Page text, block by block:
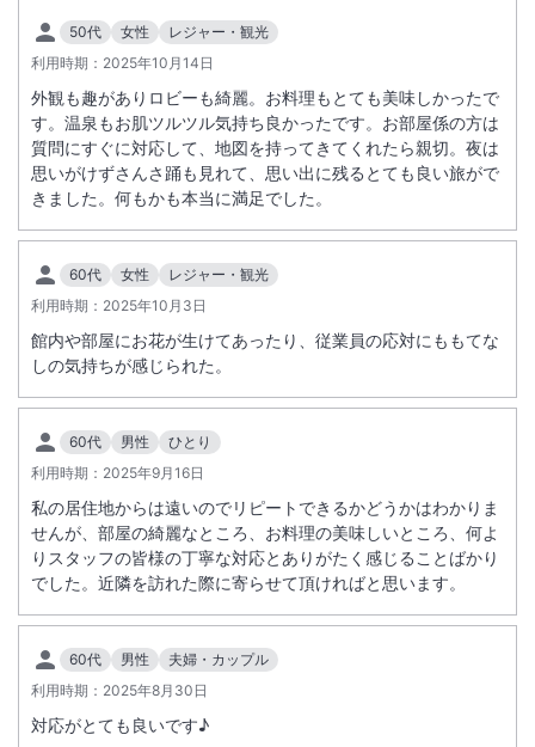
50代 女性
レジャー・観光
利用時期： 2025年10月14日
外観も趣がありロビーも綺麗。お料理もとても美味しかったで
す。温泉もお肌ツルツル気持ち良かったです。お部屋係の方は
質問にすぐに対応して、地図を持ってきてくれたら親切。夜は
思いがけずさんさ踊も見れて、思い出に残るとても良い旅がで
きました。何もかも本当に満足でした。
60代 女性
レジャー・観光
利用時期： 2025年10月3日
館内や部屋にお花が生けてあったり、従業員の応対にももてな
しの気持ちが感じられた。
60代 男性
ひとり
利用時期： 2025年9月16日
私の居住地からは遠いのでリピートできるかどうかはわかりま
せんが、部屋の綺麗なところ、お料理の美味しいところ、何よ
りスタッフの皆様の丁寧な対応とありがたく感じることばかり
でした。近隣を訪れた際に寄らせて頂ければと思います。
60代 男性
夫婦・カップル
利用時期： 2025年8月30日
対応がとても良いです♪